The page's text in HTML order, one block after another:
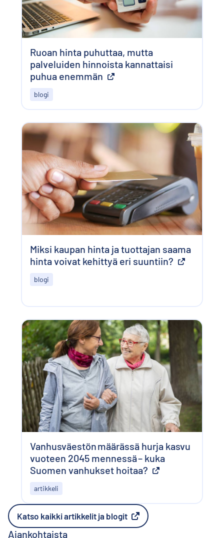
Ruoan hinta puhuttaa, mutta
palveluiden hinnoista kannattaisi
puhua enemmän Ulkoinen linkki
blogi
Miksi kaupan hinta ja tuottajan saama
hinta voivat kehittyä eri suuntiin? Ulkoinen
blogi
Vanhusväestön määrässä hurja kasvu
vuoteen 2045 mennessä – kuka
Suomen vanhukset hoitaa? Ulkoinen linkki
artikkeli
Katso kaikki artikkelit ja blogit
Ulkoinen linkki
Ajankohtaista